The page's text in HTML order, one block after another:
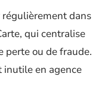
dans
qui centralise
perte ou de fraude.
inutile en agence